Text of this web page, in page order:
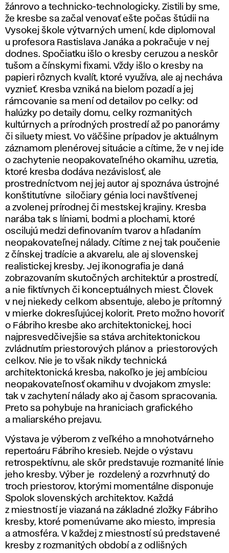
žánrovo a technicko-technologicky. Zistili by sme,
že kresbe sa začal venovať ešte počas štúdii na
Vysokej škole výtvarných umení, kde diplomoval
u profesora Rastislava Janáka a pokračuje v nej
dodnes. Spočiatku išlo o kresby ceruzou a neskôr
tušom a čínskymi fixami. Vždy išlo o kresby na
papieri rôznych kvalít, ktoré využíva, ale aj necháva
vyznieť. Kresba vzniká na bielom pozadí a jej
rámcovanie sa mení od detailov po celky: od
halúzky po detaily domu, celky rozmanitých
kultúrnych a prírodných prostredí až po panorámy
či siluety miest. Vo väčšine prípadov je aktuálnym
záznamom plenérovej situácie a cítime, že v nej ide
o zachytenie neopakovateľného okamihu, uzretia,
ktoré kresba dodáva nezávislosť, ale
prostredníctvom nej jej autor aj spoznáva ústrojné
konštitutívne siločiary génia loci navštívenej
a zvolenej prírodnej či mestskej krajiny. Kresba
narába tak s líniami, bodmi a plochami, ktoré
oscilujú medzi definovaním tvarov a hľadaním
neopakovateľnej nálady. Cítime z nej tak poučenie
z čínskej tradície a akvarelu, ale aj slovenskej
realistickej kresby. Jej ikonografia je daná
zobrazovaním skutočných architektúr a prostredí,
a nie fiktívnych či konceptuálnych miest. Človek
v nej niekedy celkom absentuje, alebo je prítomný
v mierke dokresľujúcej kolorit. Preto možno hovoriť
o Fábriho kresbe ako architektonickej, hoci
najpresvedčivejšie sa stáva architektonickou
zvládnutím priestorových plánov a priestorových
celkov. Nie je to však nikdy technická
architektonická kresba, nakoľko je jej ambíciou
neopakovateľnosť okamihu v dvojakom zmysle:
tak v zachytení nálady ako aj časom spracovania.
Preto sa pohybuje na hraniciach grafického
a maliarského prejavu.
Výstava je výberom z veľkého a mnohotvárneho
repertoáru Fábriho kresieb. Nejde o výstavu
retrospektívnu, ale skôr predstavuje rozmanité línie
jeho kresby. Výber je rozdelený a rozvrhnutý do
troch priestorov, ktorými momentálne disponuje
Spolok slovenských architektov. Každá
z miestností je viazaná na základné zložky Fábriho
kresby, ktoré pomenúvame ako miesto, impresia
a atmosféra. V každej z miestností sú predstavené
kresby z rozmanitých období a z odlišných